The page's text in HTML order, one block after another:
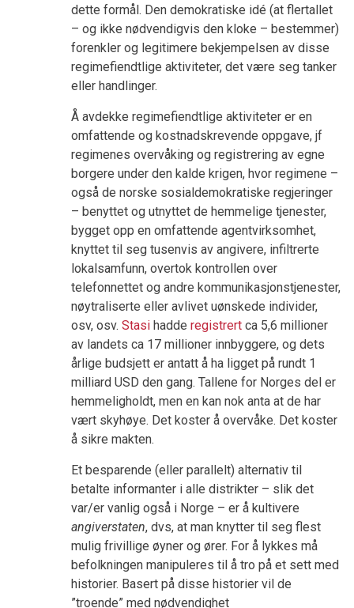
dette formål. Den demokratiske idé (at flertallet
– og ikke nødvendigvis den kloke – bestemmer)
forenkler og legitimere bekjempelsen av disse
regimefiendtlige aktiviteter, det være seg tanker
eller handlinger.
Å avdekke regimefiendtlige aktiviteter er en
omfattende og kostnadskrevende oppgave, jf
regimenes overvåking og registrering av egne
borgere under den kalde krigen, hvor regimene –
også de norske sosialdemokratiske regjeringer
– benyttet og utnyttet de hemmelige tjenester,
bygget opp en omfattende agentvirksomhet,
knyttet til seg tusenvis av angivere, infiltrerte
lokalsamfunn, overtok kontrollen over
telefonnettet og andre kommunikasjonstjenester,
nøytraliserte eller avlivet uønskede individer,
osv, osv. Stasi hadde registrert ca 5,6 millioner
av landets ca 17 millioner innbyggere, og dets
årlige budsjett er antatt å ha ligget på rundt 1
milliard USD den gang. Tallene for Norges del er
hemmeligholdt, men en kan nok anta at de har
vært skyhøye. Det koster å overvåke. Det koster
å sikre makten.
Et besparende (eller parallelt) alternativ til
betalte informanter i alle distrikter – slik det
var/er vanlig også i Norge – er å kultivere
angiverstaten, dvs, at man knytter til seg flest
mulig frivillige øyner og ører. For å lykkes må
befolkningen manipuleres til å tro på et sett med
historier. Basert på disse historier vil de
”troende” med nødvendighet